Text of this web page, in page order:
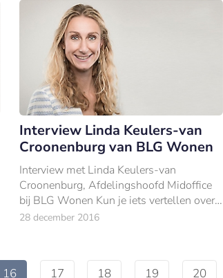
Interview Linda Keulers-van
Croonenburg van BLG Wonen
Interview met Linda Keulers-van
Croonenburg, Afdelingshoofd Midoffice
bij BLG Wonen Kun je iets vertellen over
jezelf en jouw rol als afdelingshoofd
28 december 2016
16 17 18 19 20